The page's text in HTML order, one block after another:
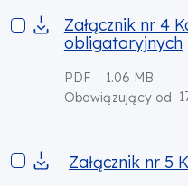
Załącznik nr 4 Katalog
Załącznik nr 4
obligatoryjnych
PDF
1.06 MB
Obowiązujący od
Załącznik nr 5 Kryteria
Załącznik nr 5